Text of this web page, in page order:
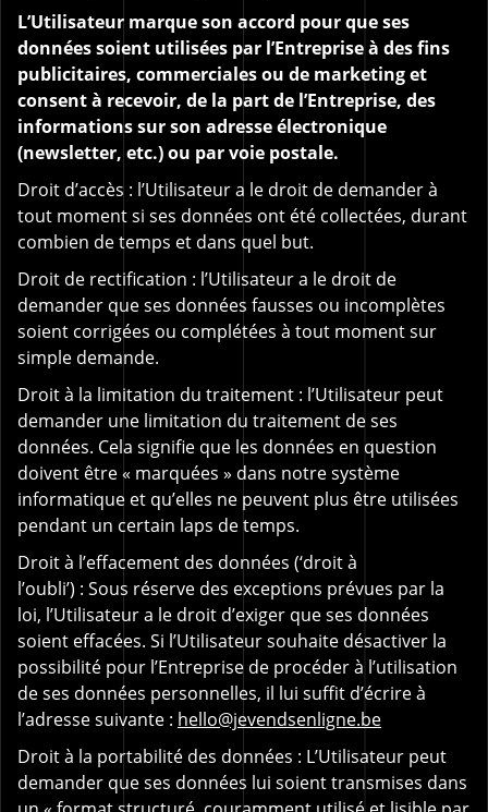
L’Utilisateur marque son accord pour que ses
données soient utilisées par l’Entreprise à des fins
publicitaires, commerciales ou de marketing et
consent à recevoir, de la part de l’Entreprise, des
informations sur son adresse électronique
(newsletter, etc.) ou par voie postale.
Droit d’accès : l’Utilisateur a le droit de demander à
tout moment si ses données ont été collectées, durant
combien de temps et dans quel but.
Droit de rectification : l’Utilisateur a le droit de
demander que ses données fausses ou incomplètes
soient corrigées ou complétées à tout moment sur
simple demande.
Droit à la limitation du traitement : l’Utilisateur peut
demander une limitation du traitement de ses
données. Cela signifie que les données en question
doivent être « marquées » dans notre système
informatique et qu’elles ne peuvent plus être utilisées
pendant un certain laps de temps.
Droit à l’effacement des données (‘droit à
l’oubli’) : Sous réserve des exceptions prévues par la
loi, l’Utilisateur a le droit d’exiger que ses données
soient effacées. Si l’Utilisateur souhaite désactiver la
possibilité pour l’Entreprise de procéder à l’utilisation
de ses données personnelles, il lui suffit d’écrire à
l’adresse suivante : hello@jevendsenligne.be
Droit à la portabilité des données : L’Utilisateur peut
demander que ses données lui soient transmises dans